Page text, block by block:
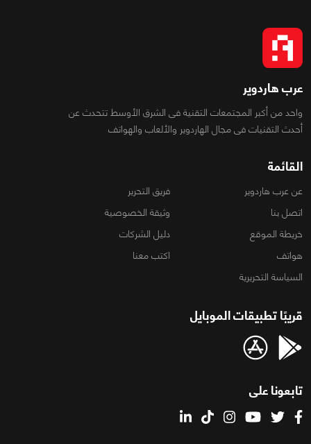
عرب هاردوير
واحد من أكبر المجتمعات التقنية فى الشرق الأوسط تتحدث عن
أحدث التقنيات فى مجال الهاردوير والألعاب والهواتف
القائمة
عن عرب هاردوير
فريق التحرير
اتصل بنا
وثيقة الخصوصية
خريطة الموقع
دليل الشركات
هواتف
اكتب معنا
السياسة التحريرية
قريبًا تطبيقات الموبايل
تابعونا على